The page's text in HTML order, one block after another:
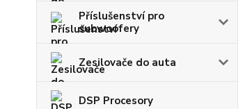
Příslušenství pro
subwoofery
Zesilovače do auta
DSP Procesory